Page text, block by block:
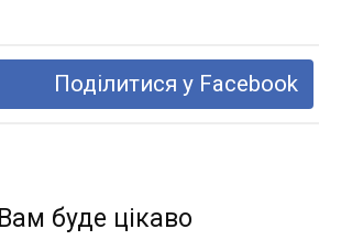
Поділитися у Facebook
Вам буде цікаво